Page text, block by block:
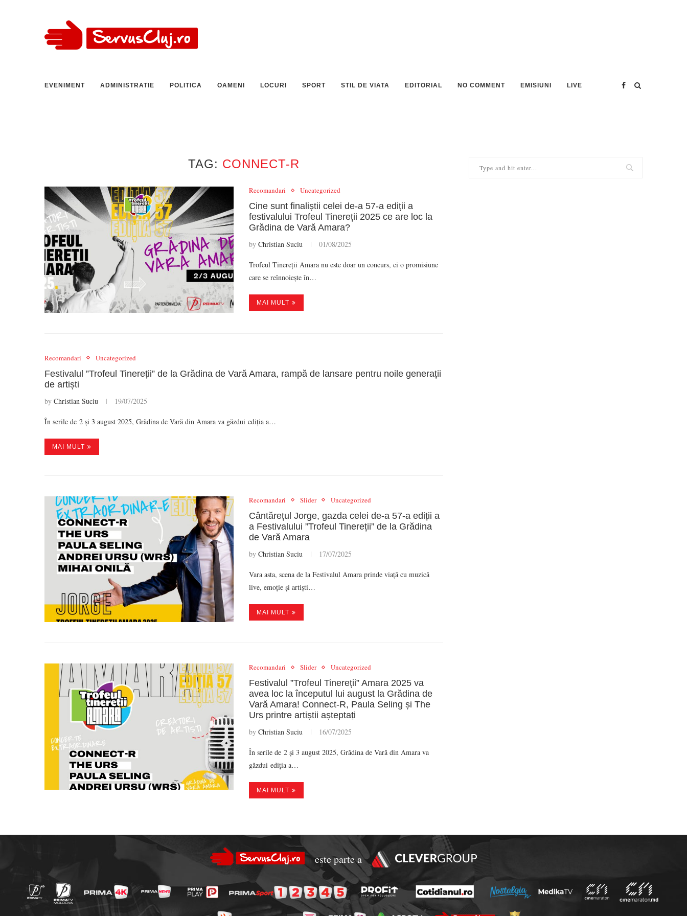
EVENIMENT ADMINISTRATIE POLITICA OAMENI LOCURI SPORT STIL DE VIATA EDITORIAL NO COMMENT EMISIUNI LIVE
TAG: CONNECT-R
Recomandari Uncategorized
Cine sunt finaliștii celei de-a 57-a ediții a
festivalului Trofeul Tinereții 2025 ce are loc la
Grădina de Vară Amara?
by Christian Suciu 01/08/2025
Trofeul Tinereții Amara nu este doar un concurs, ci o promisiune
care se reînnoiește în…
MAI MULT
Recomandari Uncategorized
Festivalul ”Trofeul Tinereții” de la Grădina de Vară Amara, rampă de lansare pentru noile generații
de artiști
by Christian Suciu 19/07/2025
În serile de 2 și 3 august 2025, Grădina de Vară din Amara va găzdui ediția a…
MAI MULT
Recomandari Slider Uncategorized
Cântărețul Jorge, gazda celei de-a 57-a ediții a
a Festivalului ”Trofeul Tinereții” de la Grădina
de Vară Amara
by Christian Suciu 17/07/2025
Vara asta, scena de la Festivalul Amara prinde viață cu muzică
live, emoție și artiști…
MAI MULT
Recomandari Slider Uncategorized
Festivalul ”Trofeul Tinereții” Amara 2025 va
avea loc la începutul lui august la Grădina de
Vară Amara! Connect-R, Paula Seling și The
Urs printre artiștii așteptați
by Christian Suciu 16/07/2025
În serile de 2 și 3 august 2025, Grădina de Vară din Amara va
găzdui ediția a…
MAI MULT
este parte a